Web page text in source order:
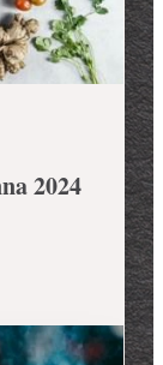
2024